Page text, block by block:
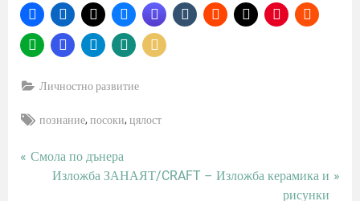
Личностно развитие
Tags:
познание,посоки,цялост
Навигация
P
Смола по дънера
N
Изложба ЗАНАЯТ/CRAFT – Изложба керамика и
рисунки